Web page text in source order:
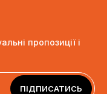
пропозиції і
ПІДПИСАТИСЬ